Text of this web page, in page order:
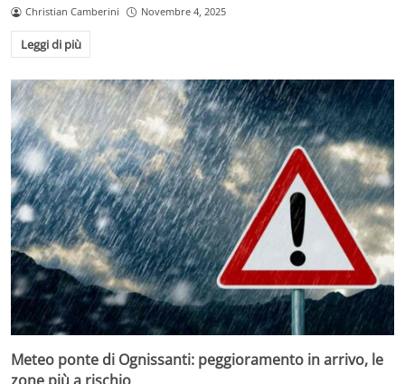
Christian Camberini Novembre 4, 2025
Leggi di più
Meteo ponte di Ognissanti: peggioramento in arrivo, le
zone più a rischio